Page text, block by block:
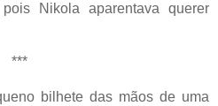
Nikola aparentava querer
***
bilhete das mãos de uma